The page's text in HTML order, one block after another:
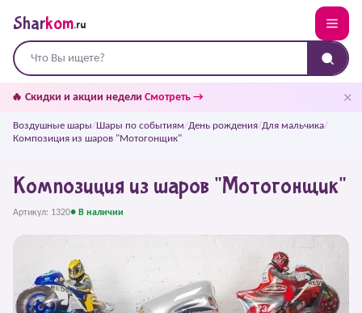
Sharkom.ru
🔥 Скидки и акции недели Смотреть → ✕
Воздушные шары/Шары по событиям/День рождения/Для мальчика/
Композиция из шаров "Мотогонщик"
Композиция из шаров "Мотогонщик"
Артикул: 1320● В наличии